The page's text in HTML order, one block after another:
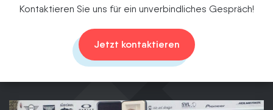
Kontaktieren Sie uns für ein unverbindliches Gespräch!
Jetzt kontaktieren